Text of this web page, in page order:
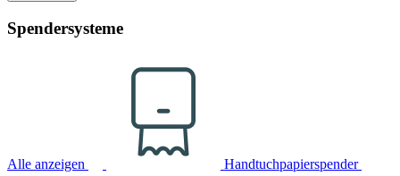
Spendersysteme
Alle anzeigen Handtuchpapierspender